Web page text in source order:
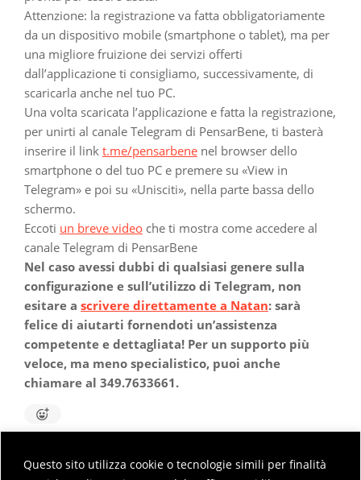
Questo sito utilizza cookie o tecnologie simili per finalità
Attenzione: la registrazione va fatta obbligatoriamente
da un dispositivo mobile (smartphone o tablet), ma per
una migliore fruizione dei servizi offerti
dall’applicazione ti consigliamo, successivamente, di
scaricarla anche nel tuo PC.
Una volta scaricata l’applicazione e fatta la registrazione,
per unirti al canale Telegram di PensarBene, ti basterà
inserire il link t.me/pensarbene nel browser dello
smartphone o del tuo PC e premere su «View in
Telegram» e poi su «Unisciti», nella parte bassa dello
schermo.
Eccoti un breve video che ti mostra come accedere al
canale Telegram di PensarBene
Nel caso avessi dubbi di qualsiasi genere sulla
configurazione e sull’utilizzo di Telegram, non
esitare a scrivere direttamente a Natan: sarà
felice di aiutarti fornendoti un’assistenza
competente e dettagliata! Per un supporto più
veloce, ma meno specialistico, puoi anche
chiamare al 349.7633661.
2023-